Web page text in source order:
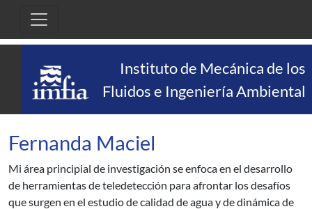
Instituto de Mecánica de los
Fluidos e Ingeniería Ambiental
Fernanda Maciel
Mi área principial de investigación se enfoca en el desarrollo
de herramientas de teledetección para afrontar los desafíos
que surgen en el estudio de calidad de agua y de dinámica de